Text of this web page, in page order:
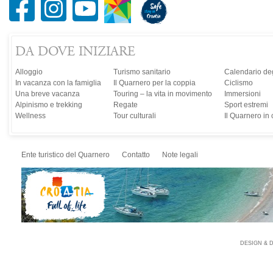
DA DOVE INIZIARE
Alloggio
In vacanza con la famiglia
Una breve vacanza
Alpinismo e trekking
Wellness
Turismo sanitario
Il Quarnero per la coppia
Touring – la vita in movimento
Regate
Tour culturali
Calendario
Ciclismo
Immersioni
Sport estremi
Il Quarnero in
Ente turistico del Quarnero Contatto Note legali
DESIGN &